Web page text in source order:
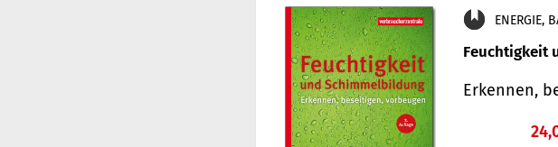
ENERGIE,
Feuchtigkeit
Erkennen,